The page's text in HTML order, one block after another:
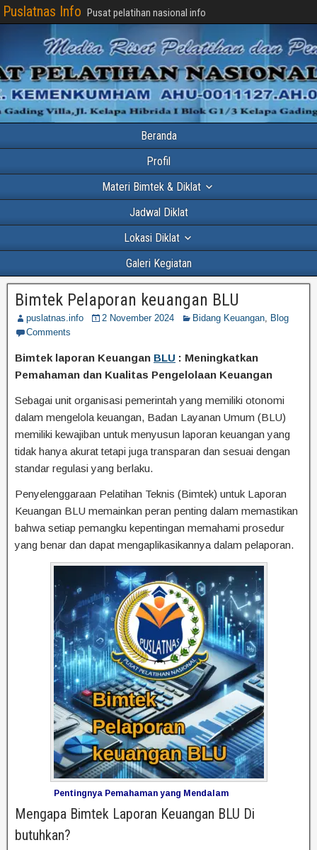
Puslatnas Info Pusat pelatihan nasional info
Beranda
Profil
Materi Bimtek & Diklat
Jadwal Diklat
Lokasi Diklat
Galeri Kegiatan
Bimtek Pelaporan keuangan BLU
puslatnas.info 2 November 2024 Bidang Keuangan, Blog
Comments
Bimtek laporan Keuangan BLU : Meningkatkan
Pemahaman dan Kualitas Pengelolaan Keuangan
Sebagai unit organisasi pemerintah yang memiliki otonomi
dalam mengelola keuangan, Badan Layanan Umum (BLU)
memiliki kewajiban untuk menyusun laporan keuangan yang
tidak hanya akurat tetapi juga transparan dan sesuai dengan
standar regulasi yang berlaku.
Penyelenggaraan Pelatihan Teknis (Bimtek) untuk Laporan
Keuangan BLU memainkan peran penting dalam memastikan
bahwa setiap pemangku kepentingan memahami prosedur
yang benar dan dapat mengaplikasikannya dalam pelaporan.
Pentingnya Pemahaman yang Mendalam
Mengapa Bimtek Laporan Keuangan BLU Di
butuhkan?